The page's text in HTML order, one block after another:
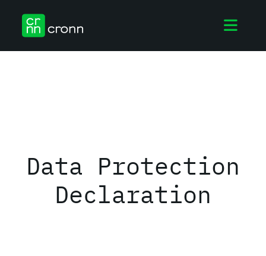
Data Protection
Declaration